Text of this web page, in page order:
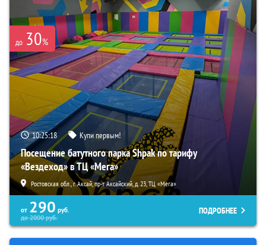
до 30%
10:25:16 Купи первым!
Посещение батутного парка Shpak по тарифу
«Вездеход» в ТЦ «Мега»
Ростовская обл., г. Аксай, пр-т Аксайский, д. 23, ТЦ «Мега»
от 290 руб.
до2000руб.
ПОДРОБНЕЕ